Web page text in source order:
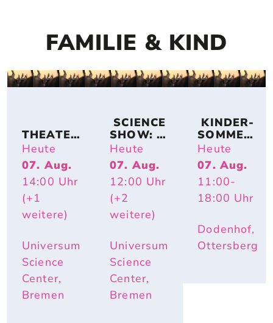
FAMILIE & KIND
THEATER
KOLLEKT
IV
KA2OH –
DU. WIR.
UND ICH.
Heute
07. Aug.
14:00 Uhr
(+1
weitere)
Universum
Science
Center,
Bremen
SCIENCE
SHOW:
TIERISCH
HEISS – W
ARUM R
OTE W
ANGEN U
ND E
LEFANTE
IM S
OMMER N
ÜTZLICH
SIND
Heute
07. Aug.
12:00 Uhr
(+2
weitere)
Universum
Science
Center,
Bremen
KINDER-
SOMMER-
ACTION
Heute
07. Aug.
11:00-
18:00 Uhr
Dodenhof,
Ottersberg